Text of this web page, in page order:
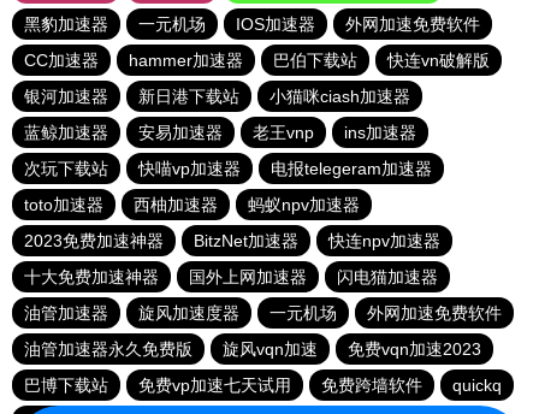
黑豹加速器
一元机场 IOS加速器
外网加速免费软件
CC加速器
hammer加速器 巴伯下载站
快连vn破解版
银河加速器
新日港下载站
小猫咪ciash加速器
蓝鲸加速器
安易加速器 老王vnp
ins加速器
次玩下载站
快喵vp加速器
电报telegeram加速器
toto加速器
西柚加速器
蚂蚁npv加速器
2023免费加速神器
BitzNet加速器
快连npv加速器
十大免费加速神器
国外上网加速器
闪电猫加速器
油管加速器
旋风加速度器 一元机场
外网加速免费软件
油管加速器永久免费版
旋风vqn加速
免费vqn加速2023
巴博下载站
免费vp加速七天试用 免费跨墙软件
quickq